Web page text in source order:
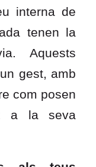
interna de
tenen la
Aquests
gest, amb
com posen
a la seva